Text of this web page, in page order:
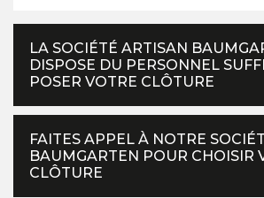
LA SOCIÉTÉ ARTISAN
DISPOSE DU PERSONNEL
POSER VOTRE CLÔTURE
FAITES APPEL À NOTRE
BAUMGARTEN POUR CHOISIR
CLÔTURE